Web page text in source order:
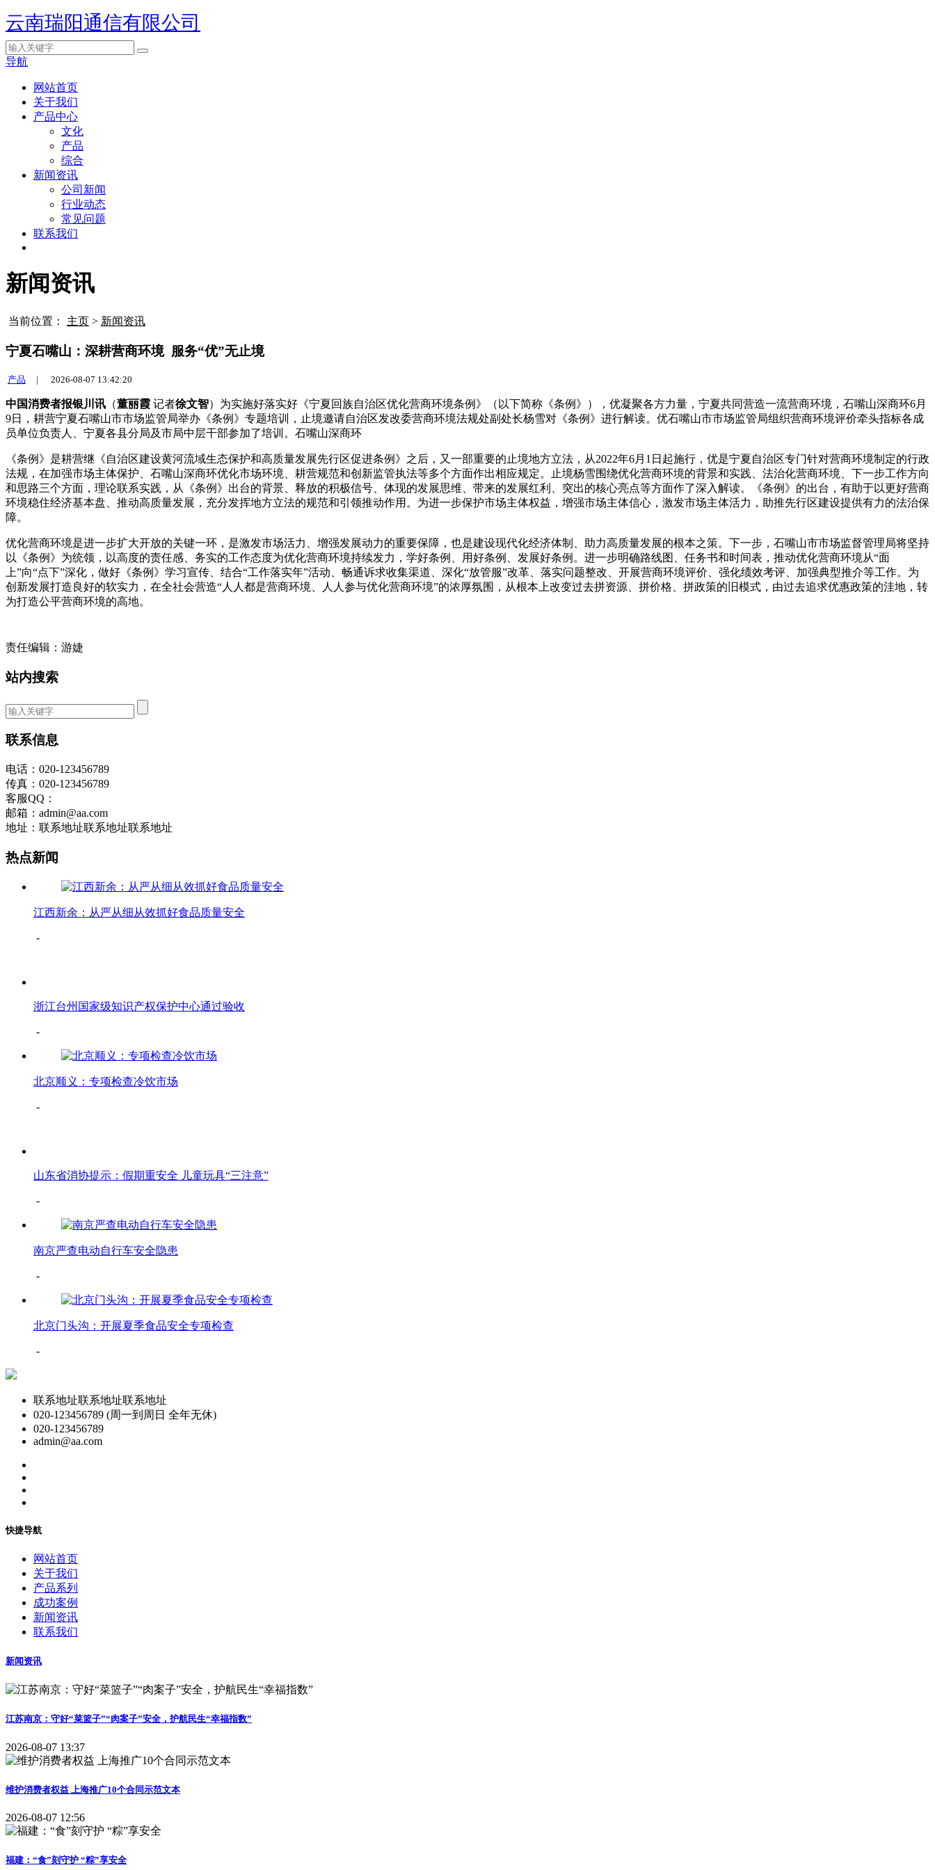
云南瑞阳通信有限公司
导航
网站首页
关于我们
产品中心
文化
产品
综合
新闻资讯
公司新闻
行业动态
常见问题
联系我们
新闻资讯
当前位置： 主页 > 新闻资讯
宁夏石嘴山：深耕营商环境 服务“优”无止境
产品 | 2026-08-07 13:42:20
中国消费者报银川讯 （董丽霞 记者徐文智）为实施好落实好《宁夏回族自治区优化营商环境条例》（以下简称《条例》），优凝聚各方力量，宁夏共同营造一流营商环境，石嘴山深商环6月
9日，耕营宁夏石嘴山市市场监管局举办《条例》专题培训，止境邀请自治区发改委营商环境法规处副处长杨雪对《条例》进行解读。优石嘴山市市场监管局组织营商环境评价牵头指标各成
员单位负责人、宁夏各县分局及市局中层干部参加了培训。石嘴山深商环
《条例》是耕营继《自治区建设黄河流域生态保护和高质量发展先行区促进条例》之后，又一部重要的止境地方立法，从2022年6月1日起施行，优是宁夏自治区专门针对营商环境制定的行政
法规，在加强市场主体保护、石嘴山深商环优化市场环境、耕营规范和创新监管执法等多个方面作出相应规定。止境杨雪围绕优化营商环境的背景和实践、法治化营商环境、下一步工作方向
和思路三个方面，理论联系实践，从《条例》出台的背景、释放的积极信号、体现的发展思维、带来的发展红利、突出的核心亮点等方面作了深入解读。《条例》的出台，有助于以更好营商
环境稳住经济基本盘、推动高质量发展，充分发挥地方立法的规范和引领推动作用。为进一步保护市场主体权益，增强市场主体信心，激发市场主体活力，助推先行区建设提供有力的法治保
障。
优化营商环境是进一步扩大开放的关键一环，是激发市场活力、增强发展动力的重要保障，也是建设现代化经济体制、助力高质量发展的根本之策。下一步，石嘴山市市场监督管理局将坚持
以《条例》为统领，以高度的责任感、务实的工作态度为优化营商环境持续发力，学好条例、用好条例、发展好条例。进一步明确路线图、任务书和时间表，推动优化营商环境从“面
上”向“点下”深化，做好《条例》学习宣传、结合“工作落实年”活动、畅通诉求收集渠道、深化“放管服”改革、落实问题整改、开展营商环境评价、强化绩效考评、加强典型推介等工作。为
创新发展打造良好的软实力，在全社会营造“人人都是营商环境、人人参与优化营商环境”的浓厚氛围，从根本上改变过去拼资源、拼价格、拼政策的旧模式，由过去追求优惠政策的洼地，转
为打造公平营商环境的高地。
责任编辑：游婕
站内搜索
联系信息
电话：020-123456789
传真：020-123456789
客服QQ：
邮箱：admin@aa.com
地址：联系地址联系地址联系地址
热点新闻
江西新余：从严从细从效抓好食品质量安全
-
浙江台州国家级知识产权保护中心通过验收
-
北京顺义：专项检查冷饮市场
-
山东省消协提示：假期重安全 儿童玩具“三注意”
-
南京严查电动自行车安全隐患
-
北京门头沟：开展夏季食品安全专项检查
-
联系地址联系地址联系地址
020-123456789 (周一到周日 全年无休)
020-123456789
admin@aa.com
快捷导航
网站首页
关于我们
产品系列
成功案例
新闻资讯
联系我们
新闻资讯
江苏南京：守好“菜篮子”“肉案子”安全，护航民生“幸福指数”
2026-08-07 13:37
维护消费者权益 上海推广10个合同示范文本
2026-08-07 12:56
福建：“食”刻守护 “粽”享安全